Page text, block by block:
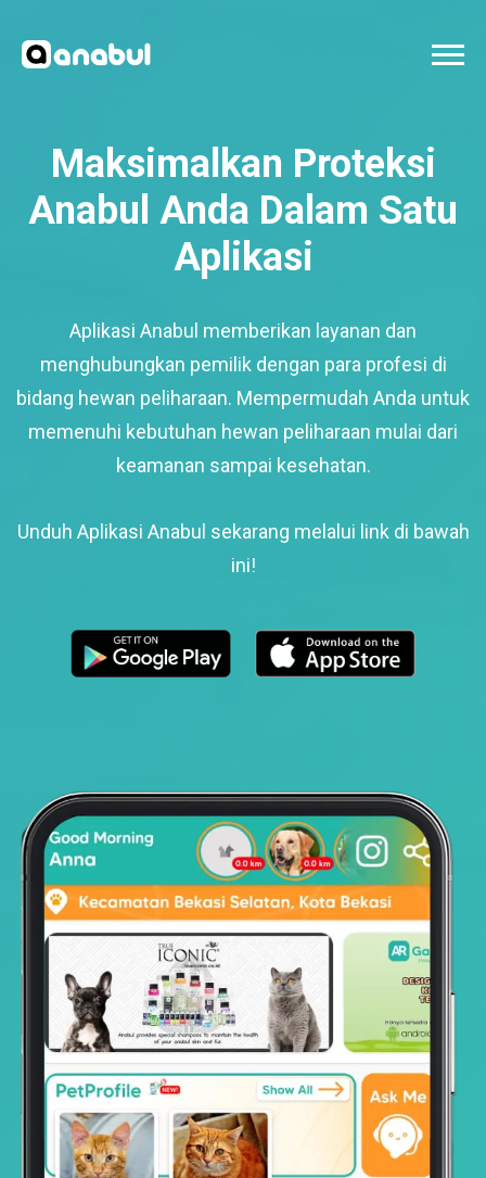
Maksimalkan Proteksi
Anabul Anda Dalam Satu
Aplikasi
Aplikasi Anabul memberikan layanan dan
menghubungkan pemilik dengan para profesi di
bidang hewan peliharaan. Mempermudah Anda untuk
memenuhi kebutuhan hewan peliharaan mulai dari
keamanan sampai kesehatan.
Unduh Aplikasi Anabul sekarang melalui link di bawah
ini!